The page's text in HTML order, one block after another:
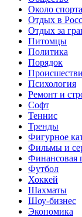
Около спорта
Отдых в
Отдых за
Питомцы
Политика
Порядок
Психология
Ремонт и
Софт
Теннис
Тренды
Фигурное
Фильмы и
Финансовая
Футбол
Хоккей
Шахматы
Шоу-бизнес
Экономика